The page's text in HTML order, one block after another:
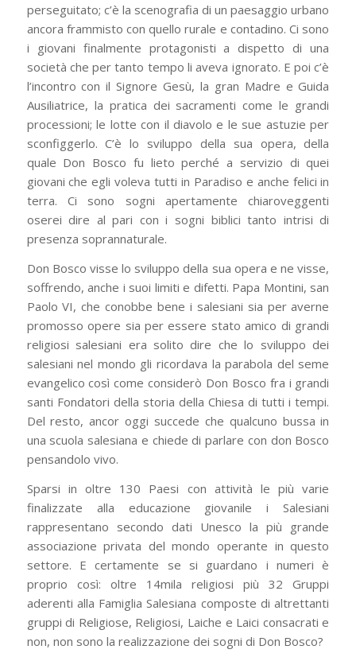
perseguitato; c’è la scenografia di un paesaggio urbano
ancora frammisto con quello rurale e contadino. Ci sono
i giovani finalmente protagonisti a dispetto di una
società che per tanto tempo li aveva ignorato. E poi c’è
l’incontro con il Signore Gesù, la gran Madre e Guida
Ausiliatrice, la pratica dei sacramenti come le grandi
processioni; le lotte con il diavolo e le sue astuzie per
sconfiggerlo. C’è lo sviluppo della sua opera, della
quale Don Bosco fu lieto perché a servizio di quei
giovani che egli voleva tutti in Paradiso e anche felici in
terra. Ci sono sogni apertamente chiaroveggenti
oserei dire al pari con i sogni biblici tanto intrisi di
presenza soprannaturale.
Don Bosco visse lo sviluppo della sua opera e ne visse,
soffrendo, anche i suoi limiti e difetti. Papa Montini, san
Paolo VI, che conobbe bene i salesiani sia per averne
promosso opere sia per essere stato amico di grandi
religiosi salesiani era solito dire che lo sviluppo dei
salesiani nel mondo gli ricordava la parabola del seme
evangelico così come considerò Don Bosco fra i grandi
santi Fondatori della storia della Chiesa di tutti i tempi.
Del resto, ancor oggi succede che qualcuno bussa in
una scuola salesiana e chiede di parlare con don Bosco
pensandolo vivo.
Sparsi in oltre 130 Paesi con attività le più varie
finalizzate alla educazione giovanile i Salesiani
rappresentano secondo dati Unesco la più grande
associazione privata del mondo operante in questo
settore. E certamente se si guardano i numeri è
proprio così: oltre 14mila religiosi più 32 Gruppi
aderenti alla Famiglia Salesiana composte di altrettanti
gruppi di Religiose, Religiosi, Laiche e Laici consacrati e
non, non sono la realizzazione dei sogni di Don Bosco?